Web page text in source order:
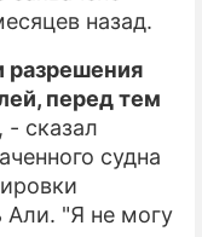
СТИЛЬ ЖИЗНИ
СЕРИАЛЫ
ИГРЫ
РЕЛИЗЫ
назад.
разрешения
перед тем
- сказал
судна
Али. "Я не могу